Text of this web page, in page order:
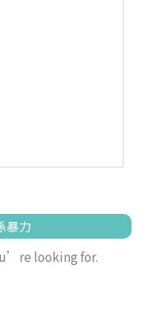
暴力
looking for.